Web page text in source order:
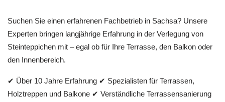
Suchen Sie einen erfahrenen Fachbetrieb in Sachsa? Unsere
Experten bringen langjährige Erfahrung in der Verlegung von
Steinteppichen mit – egal ob für Ihre Terrasse, den Balkon oder
den Innenbereich.
✔ Über 10 Jahre Erfahrung ✔ Spezialisten für Terrassen,
Holztreppen und Balkone ✔ Verständliche Terrassensanierung